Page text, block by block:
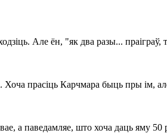
Але ён, "як два разы...
Хоча прасіць Карчмара быць пры ім,
а паведамляе, што хоча даць яму